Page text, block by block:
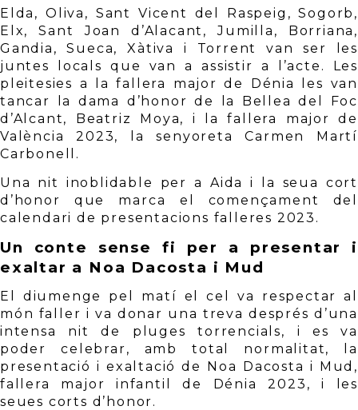
Elda, Oliva, Sant Vicent del Raspeig, Sogorb,
Elx, Sant Joan d’Alacant, Jumilla, Borriana,
Gandia, Sueca, Xàtiva i Torrent van ser les
juntes locals que van a assistir a l’acte. Les
pleitesies a la fallera major de Dénia les van
tancar la dama d’honor de la Bellea del Foc
d’Alcant, Beatriz Moya, i la fallera major de
València 2023, la senyoreta Carmen Martí
Carbonell.
Una nit inoblidable per a Aida i la seua cort
d’honor que marca el començament del
calendari de presentacions falleres 2023.
Un conte sense fi per a presentar i
exaltar a Noa Dacosta i Mud
El diumenge pel matí el cel va respectar al
món faller i va donar una treva després d’una
intensa nit de pluges torrencials, i es va
poder celebrar, amb total normalitat, la
presentació i exaltació de Noa Dacosta i Mud,
fallera major infantil de Dénia 2023, i les
seues corts d’honor.